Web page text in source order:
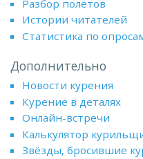
Разбор полётов
Истории читателей
Статистика по
Дополнительно
Новости курения
Курение в деталях
Онлайн-встречи
Калькулятор
Звёзды, бросившие